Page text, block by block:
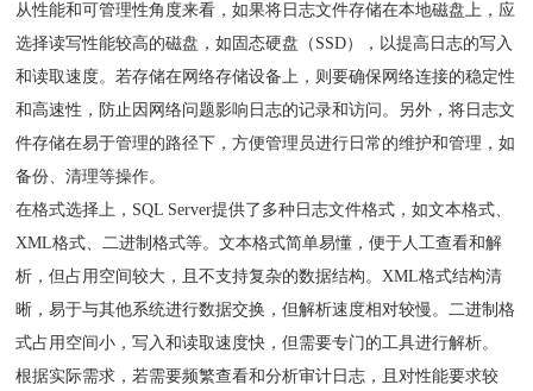
从性能和可管理性角度来看，如果将日志文件存储在本地磁盘上，应
选择读写性能较高的磁盘，如固态硬盘（SSD），以提高日志的写入
和读取速度。若存储在网络存储设备上，则要确保网络连接的稳定性
和高速性，防止因网络问题影响日志的记录和访问。另外，将日志文
件存储在易于管理的路径下，方便管理员进行日常的维护和管理，如
备份、清理等操作。
在格式选择上，SQL Server提供了多种日志文件格式，如文本格式、
XML格式、二进制格式等。文本格式简单易懂，便于人工查看和解
析，但占用空间较大，且不支持复杂的数据结构。XML格式结构清
晰，易于与其他系统进行数据交换，但解析速度相对较慢。二进制格
式占用空间小，写入和读取速度快，但需要专门的工具进行解析。
根据实际需求，若需要频繁查看和分析审计日志，且对性能要求较